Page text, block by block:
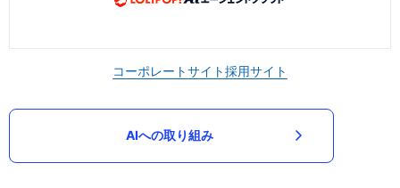
コーポレートサイト採用サイト
AIへの取り組み